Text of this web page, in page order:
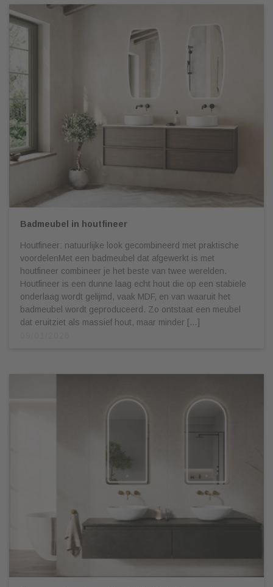
Badmeubel in houtfineer
Houtfineer: natuurlijke look gecombineerd met praktische
voordelenMet een badmeubel dat afgewerkt is met
houtfineer combineer je het beste van twee werelden.
Houtfineer is een dunne laag echt hout die op een stabiele
onderlaag wordt gelijmd, vaak MDF, en van waaruit het
badmeubel wordt geproduceerd. Zo ontstaat een meubel
dat eruitziet als massief hout, maar minder […]